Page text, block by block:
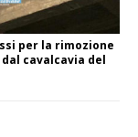
Arnolfo
per la rimozione
cavalcavia del